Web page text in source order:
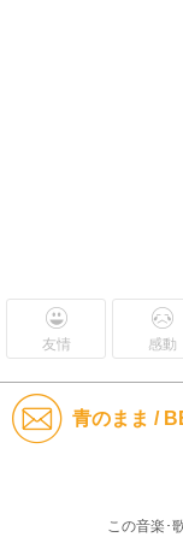
友情 感動
青のまま /
この音楽･